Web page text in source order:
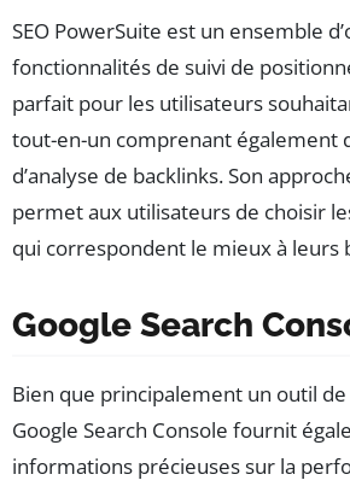
SEO PowerSuite est un ensemble
fonctionnalités de suivi de
parfait pour les utilisateurs
tout-en-un comprenant également
d’analyse de backlinks. Son
permet aux utilisateurs de choisir
qui correspondent le mieux à leurs
Google Search
Bien que principalement un outil
Google Search Console fournit
informations précieuses sur la